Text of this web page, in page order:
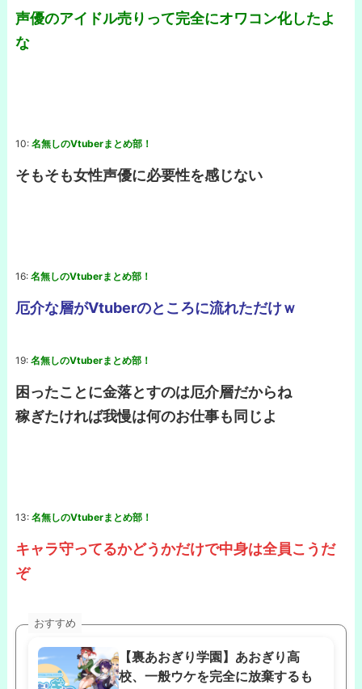
声優のアイドル売りって完全にオワコン化したよ
な
10: 名無しのVtuberまとめ部！
そもそも女性声優に必要性を感じない
16: 名無しのVtuberまとめ部！
厄介な層がVtuberのところに流れただけｗ
19: 名無しのVtuberまとめ部！
困ったことに金落とすのは厄介層だからね
稼ぎたければ我慢は何のお仕事も同じよ
13: 名無しのVtuberまとめ部！
キャラ守ってるかどうかだけで中身は全員こうだ
ぞ
おすすめ
【裏あおぎり学園】あおぎり高
校、一般ウケを完全に放棄するも